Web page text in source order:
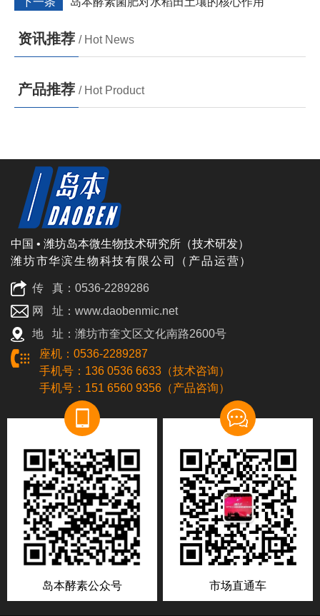
资讯推荐 / Hot News
产品推荐 / Hot Product
中国 • 潍坊岛本微生物技术研究所（技术研发）
潍坊市华滨生物科技有限公司（产品运营）
传 真：0536-2289286
网 址：www.daobenmic.net
地 址：潍坊市奎文区文化南路2600号
座机：0536-2289287
手机号：136 0536 6633（技术咨询）
手机号：151 6560 9356（产品咨询）
岛本酵素公众号 市场直通车